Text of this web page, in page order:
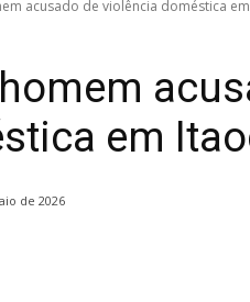
acusado de violência doméstica
em
de 2026